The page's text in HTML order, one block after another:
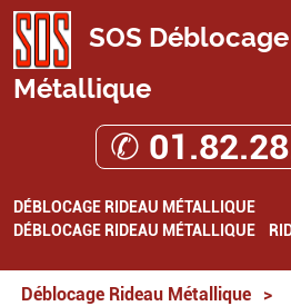
SOS
Métallique
✆
DÉBLOCAGE RIDEAU MÉTALLIQUE
DÉBLOCAGE RIDEAU MÉTALLIQUE
Déblocage Rideau Métallique
>